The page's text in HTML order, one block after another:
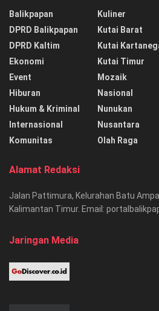
Balikpapan
DPRD Balikpapan
DPRD Kaltim
Ekonomi
Event
Hiburan
Hukum & Kriminal
Internasional
Komunitas
Kuliner
Kutai Barat
Kutai
Kutai Timur
Mozaik
Nasional
Nunukan
Nusantara
Olah Raga
Alamat Redaksi
Jalan Pattimura, Kelurahan Batu
Kalimantan Timur. Email:
Jaringan Media